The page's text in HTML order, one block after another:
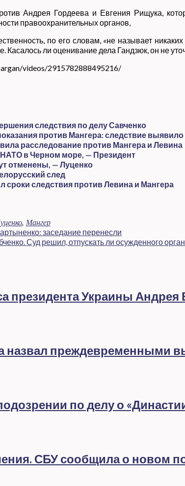
Андрея Гордеева и Евгения Рищука,
правоохранительных органов,
по его словам, «не называет
ли оценивание дела Гандзюк, он не
videos/2915782888495216/
следствия по делу Савченко
против Мангера: следствие
расследование против Мангера и Левина
в Черном море, — Президент
отменены, — Луценко
след
сроки следствия против Левина и Мангера
, Мангер
заседание перенесли
Суд решил, отпускать ли осужденного
президента Украины Андрея
назвал преждевременными
по делу о
СБУ сообщила о новом